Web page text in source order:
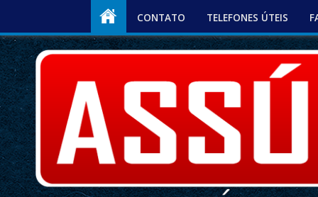
CONTATO TELEFONES ÚTEIS